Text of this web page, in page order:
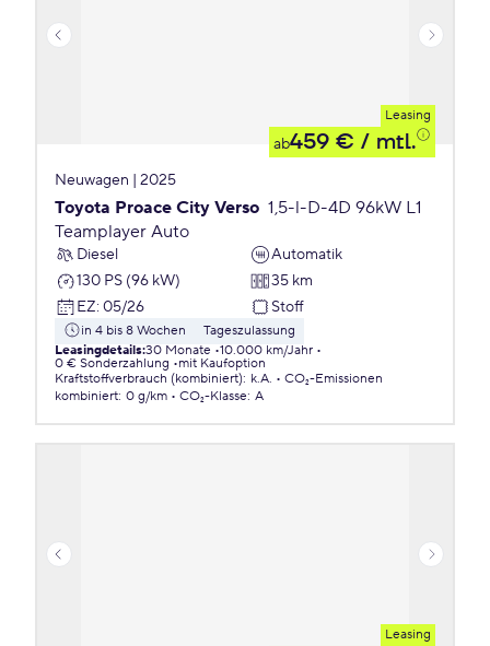
Leasing
ab459 € / mtl.
Neuwagen | 2025
Toyota Proace City Verso 1,5-l-D-4D 96kW L1
Teamplayer Auto
Diesel
Automatik
130 PS (96 kW)
35 km
EZ: 05/26 Stoff
in 4 bis 8 Wochen
Tageszulassung
Leasingdetails:30 Monate 10.000 km/Jahr
0 € Sonderzahlung
mit Kaufoption
Kraftstoffverbrauch (kombiniert): k.A.
CO₂-Emissionen
kombiniert: 0 g/km CO₂-Klasse: A
Leasing